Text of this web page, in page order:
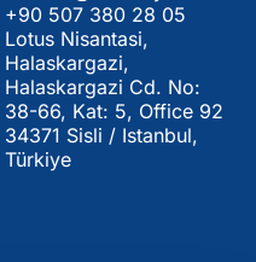
+90 507 380 28 05
Lotus Nisantasi,
Halaskargazi,
Halaskargazi Cd. No:
38-66, Kat: 5, Office 92
34371 Sisli / Istanbul,
Türkiye